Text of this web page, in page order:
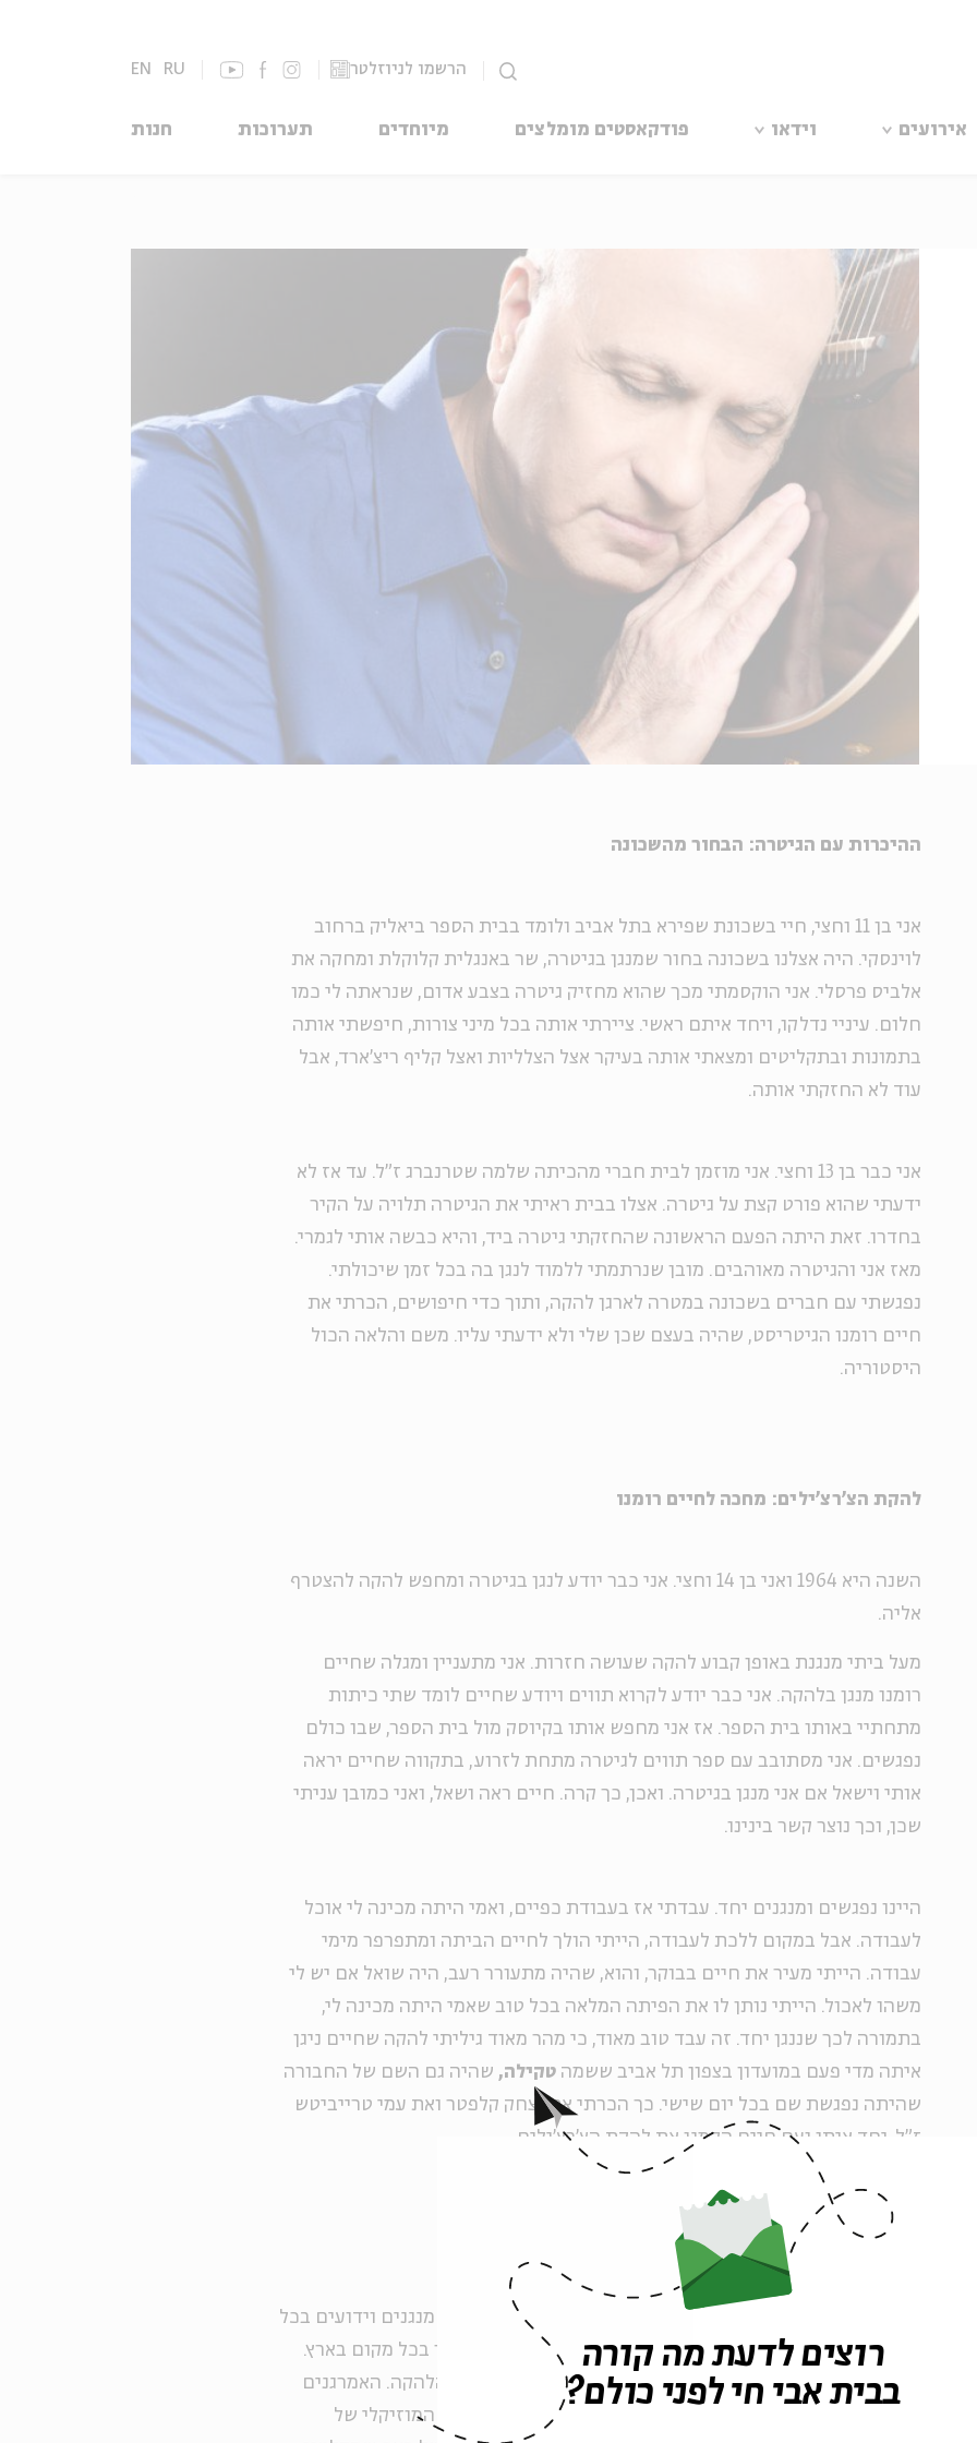
הרשמו לניוזלטר EN RU
אירועים וידאו פודקאסטים מומלצים מיוחדים תערוכות חנות
ההיכרות עם הגיטרה: הבחור מהשכונה
אני בן 11 וחצי, חיי בשכונת שפירא בתל אביב ולומד בבית הספר ביאליק ברחוב
לוינסקי. היה אצלנו בשכונה בחור שמנגן בגיטרה, שר באנגלית קלוקלת ומחקה את
אלביס פרסלי. אני הוקסמתי מכך שהוא מחזיק גיטרה בצבע אדום, שנראתה לי כמו
חלום. עיניי נדלקו, ויחד איתם ראשי. ציירתי אותה בכל מיני צורות, חיפשתי אותה
בתמונות ובתקליטים ומצאתי אותה בעיקר אצל הצלליות ואצל קליף ריצ'ארד, אבל
עוד לא החזקתי אותה.
אני כבר בן 13 וחצי. אני מוזמן לבית חברי מהכיתה שלמה שטרנברג ז"ל. עד אז לא
ידעתי שהוא פורט קצת על גיטרה. אצלו בבית ראיתי את הגיטרה תלויה על הקיר
בחדרו. זאת היתה הפעם הראשונה שהחזקתי גיטרה ביד, והיא כבשה אותי לגמרי.
מאז אני והגיטרה מאוהבים. מובן שנרתמתי ללמוד לנגן בה בכל זמן שיכולתי.
נפגשתי עם חברים בשכונה במטרה לארגן להקה, ותוך כדי חיפושים, הכרתי את
חיים רומנו הגיטריסט, שהיה בעצם שכן שלי ולא ידעתי עליו. משם והלאה הכול
היסטוריה.
להקת הצ'רצ'ילים: מחכה לחיים רומנו
השנה היא 1964 ואני בן 14 וחצי. אני כבר יודע לנגן בגיטרה ומחפש להקה להצטרף
אליה.
מעל ביתי מנגנת באופן קבוע להקה שעושה חזרות. אני מתעניין ומגלה שחיים
רומנו מנגן בלהקה. אני כבר יודע לקרוא תווים ויודע שחיים לומד שתי כיתות
מתחתיי באותו בית הספר. אז אני מחפש אותו בקיוסק מול בית הספר, שבו כולם
נפגשים. אני מסתובב עם ספר תווים לגיטרה מתחת לזרוע, בתקווה שחיים יראה
אותי וישאל אם אני מנגן בגיטרה. ואכן, כך קרה. חיים ראה ושאל, ואני כמובן עניתי
שכן, וכך נוצר קשר בינינו.
היינו נפגשים ומנגנים יחד. עבדתי אז בעבודת כפיים, ואמי היתה מכינה לי אוכל
לעבודה. אבל במקום ללכת לעבודה, הייתי הולך לחיים הביתה ומתפרפר מימי
עבודה. הייתי מעיר את חיים בבוקר, והוא, שהיה מתעורר רעב, היה שואל אם יש לי
משהו לאכול. הייתי נותן לו את הפיתה המלאה בכל טוב שאמי היתה מכינה לי,
בתמורה לכך שננגן יחד. זה עבד טוב מאוד, כי מהר מאוד גיליתי להקה שחיים ניגן
איתה מדי פעם במועדון בצפון תל אביב ששמהטקילה, שהיה גם השם של החבורה
שהיתה נפגשת שם בכל יום שישי. כך הכרתי את יצחק קלפטר ואת עמי טרייביטש
ז"ל. יחד איתו ועם חיים הקמנו את להקת הצ'רצ'ילים.
אריק איינשטיין ואני: בוא ננסה ונראה מה ייצא
השנה היא שנת 1969. אני חבר בלהקת הצ'רצ'ילים, ואנחנו כבר מנגנים וידועים בכל
הארץ. כבר הקלטנו אלבום ראשון שנקרא "מקרה אישה" והופענו בכל מקום בארץ.
בשלב מסוים החליט הזמר שלנו, סטן סולומון, שהוא עוזב את הלהקה. האמרגנים
שלנו חיברו אותנו ואת נעם שריף המנצח לזובין מהטה, המנהל המוזיקלי של
רוצים לדעת מה קורה
בבית אבי חי לפני כולם?